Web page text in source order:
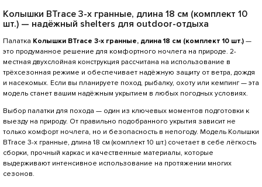
Колышки BTrace 3-х гранные, длина 18 см (комплект 10
шт.) — надёжный shelters для outdoor-отдыха
Палатка Колышки BTrace 3-х гранные, длина 18 см (комплект 10 шт.) —
это продуманное решение для комфортного ночлега на природе. 2-
местная двухслойная конструкция рассчитана на использование в
трёхсезонная режиме и обеспечивает надёжную защиту от ветра, дождя
и насекомых. Если вы планируете поход, рыбалку, охоту или кемпинг — эта
модель станет вашим надёжным укрытием в любых погодных условиях.
Выбор палатки для похода — один из ключевых моментов подготовки к
выезду на природу. От правильно подобранного укрытия зависит не
только комфорт ночлега, но и безопасность в непогоду. Модель Колышки
BTrace 3-х гранные, длина 18 см (комплект 10 шт.) сочетает в себе лёгкость
сборки, прочный каркас и качественные материалы, которые
выдерживают интенсивное использование на протяжении многих
сезонов.